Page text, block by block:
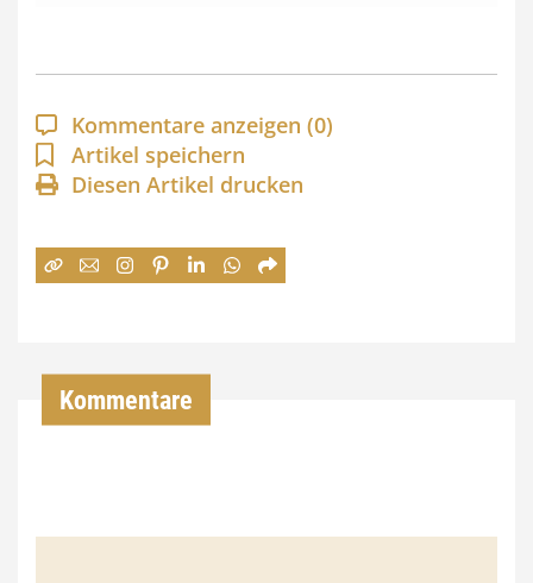
p
a
n
n
:
€
Kommentare anzeigen (0)
Artikel speichern
Diesen Artikel drucken
Kommentare